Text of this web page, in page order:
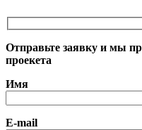
Отправьте заявку и мы
проекета
Имя
E-mail